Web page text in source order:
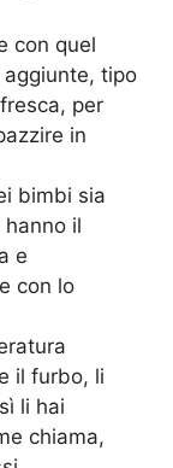
con quel
tipo
per
in
bimbi sia
il
e
con lo
il furbo, li
li hai
chiama,